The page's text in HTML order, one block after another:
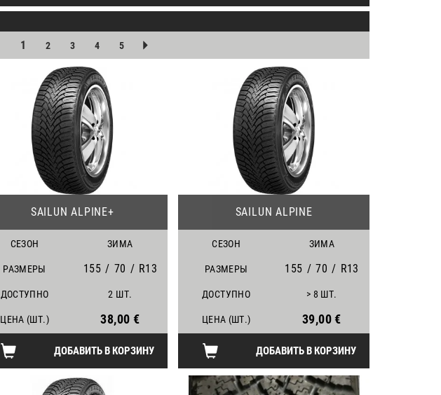
1 2 3 4 5
SAILUN ALPINE+
СЕЗОН ЗИМА
РАЗМЕРЫ 155 / 70 / R13
ДОСТУПНО 2 ШТ.
ЦЕНА (ШТ.) 38,00 €
ДОБАВИТЬ В КОРЗИНУ
SAILUN ALPINE
СЕЗОН ЗИМА
РАЗМЕРЫ 155 / 70 / R13
ДОСТУПНО > 8 ШТ.
ЦЕНА (ШТ.) 39,00 €
ДОБАВИТЬ В КОРЗИНУ